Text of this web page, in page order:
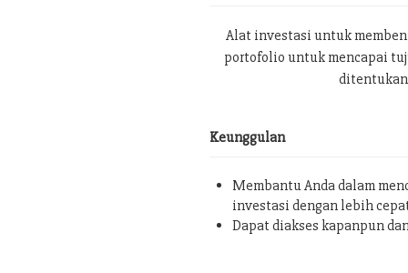
Alat investasi untuk
portofolio untuk mencapai
ditentukan
Keunggulan
Membantu Anda dalam
investasi dengan lebih
Dapat diakses kapanpun